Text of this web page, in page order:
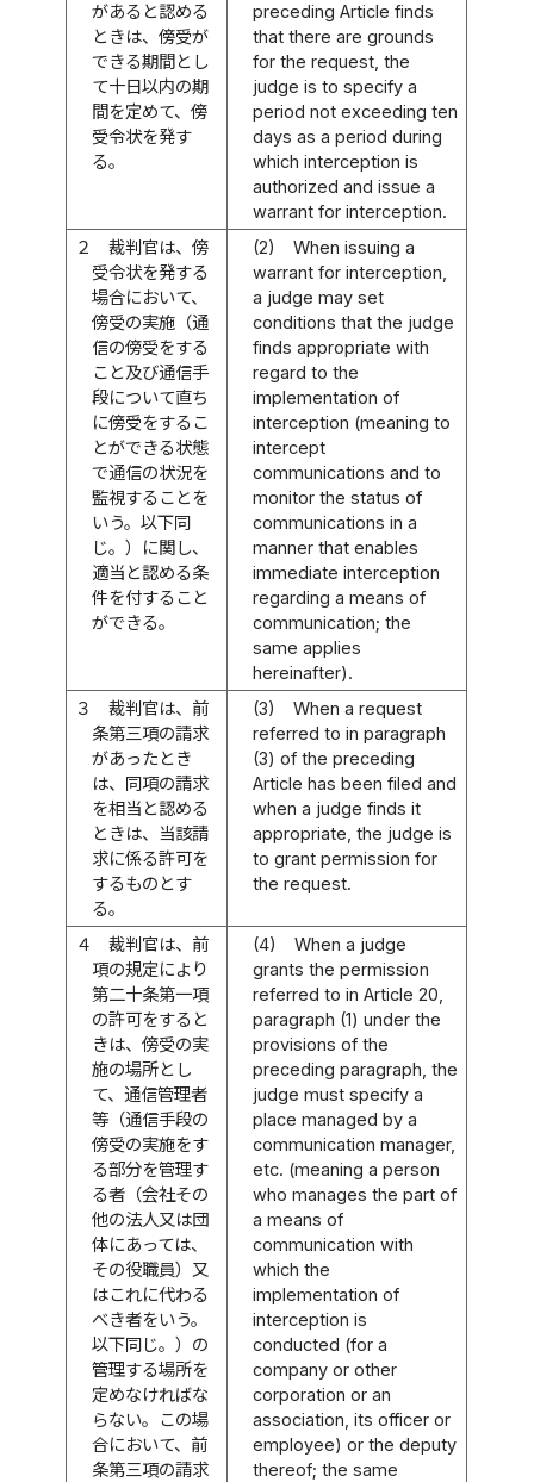
があると認める
ときは、傍受が
できる期間とし
て十日以内の期
間を定めて、傍
受令状を発す
る。
preceding Article finds
that there are grounds
for the request, the
judge is to specify a
period not exceeding ten
days as a period during
which interception is
authorized and issue a
warrant for interception.
２
裁判官は、傍
受令状を発する
場合において、
傍受の実施（通
信の傍受をする
こと及び通信手
段について直ち
に傍受をするこ
とができる状態
で通信の状況を
監視することを
いう。以下同
じ。）に関し、
適当と認める条
件を付すること
ができる。
(2)
When issuing a
warrant for interception,
a judge may set
conditions that the judge
finds appropriate with
regard to the
implementation of
interception (meaning to
intercept
communications and to
monitor the status of
communications in a
manner that enables
immediate interception
regarding a means of
communication; the
same applies
hereinafter).
３
裁判官は、前
条第三項の請求
があったとき
は、同項の請求
を相当と認める
ときは、当該請
求に係る許可を
するものとす
る。
(3)
When a request
referred to in paragraph
(3) of the preceding
Article has been filed and
when a judge finds it
appropriate, the judge is
to grant permission for
the request.
４
裁判官は、前
項の規定により
第二十条第一項
の許可をすると
きは、傍受の実
施の場所とし
て、通信管理者
等（通信手段の
傍受の実施をす
る部分を管理す
る者（会社その
他の法人又は団
体にあっては、
その役職員）又
はこれに代わる
べき者をいう。
以下同じ。）の
管理する場所を
定めなければな
らない。この場
合において、前
条第三項の請求
(4)
When a judge
grants the permission
referred to in Article 20,
paragraph (1) under the
provisions of the
preceding paragraph, the
judge must specify a
place managed by a
communication manager,
etc. (meaning a person
who manages the part of
a means of
communication with
which the
implementation of
interception is
conducted (for a
company or other
corporation or an
association, its officer or
employee) or the deputy
thereof; the same